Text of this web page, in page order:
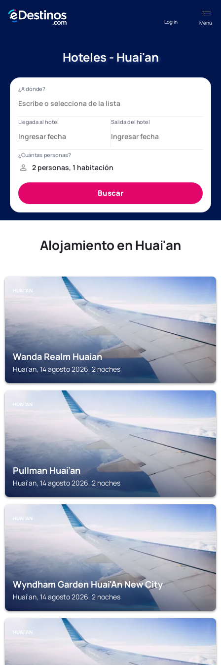
Menú
Log in
Hoteles - Huai'an
Alojamiento en Huai'an
HUAI'AN
Wanda Realm Huaian
Huai'an, 14 agosto 2026, 2 noches
HUAI'AN
Pullman Huai’an
Huai'an, 14 agosto 2026, 2 noches
HUAI'AN
Wyndham Garden Huai'An New City
Huai'an, 14 agosto 2026, 2 noches
HUAI'AN